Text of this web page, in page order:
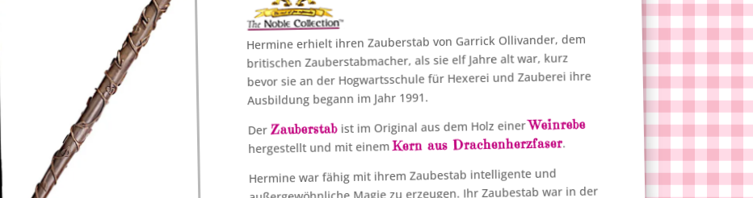
Hermine erhielt ihren Zauberstab von Garrick Ollivander, dem
britischen Zauberstabmacher, als sie elf Jahre alt war, kurz
bevor sie an der Hogwartsschule für Hexerei und Zauberei ihre
Ausbildung begann im Jahr 1991.
Der Zauberstabist im Original aus dem Holz einerWeinrebe
hergestellt und mit einemKern aus Drachenherzfaser.
Hermine war fähig mit ihrem Zaubestab intelligente und
außergewöhnliche Magie zu erzeugen. Ihr Zaubestab war in der